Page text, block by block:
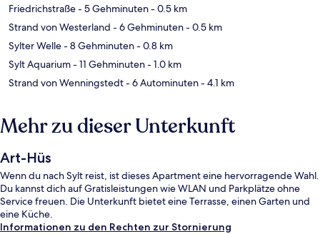
Friedrichstraße- 5 Gehminuten- 0.5 km
Strand von Westerland - 6 Gehminuten- 0.5 km
Sylter Welle- 8 Gehminuten- 0.8 km
Sylt Aquarium- 11 Gehminuten- 1.0 km
Strand von Wenningstedt- 6 Autominuten- 4.1 km
Mehr zu dieser Unterkunft
Art-Hüs
Wenn du nach Sylt reist, ist dieses Apartment eine hervorragende Wahl.
Du kannst dich auf Gratisleistungen wie WLAN und Parkplätze ohne
Service freuen. Die Unterkunft bietet eine Terrasse, einen Garten und
eine Küche.
Informationen zu den Rechten zur Stornierung